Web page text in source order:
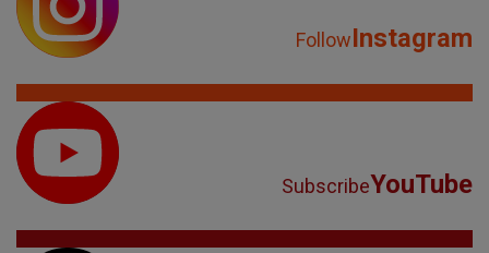
FollowInstagram
SubscribeYouTube